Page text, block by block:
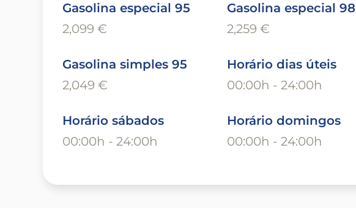
Gasolina especial 95
2,099 €
Gasolina especial 98
2,259 €
Gasolina simples 95
2,049 €
Horário dias úteis
00:00h - 24:00h
Horário sábados
00:00h - 24:00h
Horário domingos
00:00h - 24:00h